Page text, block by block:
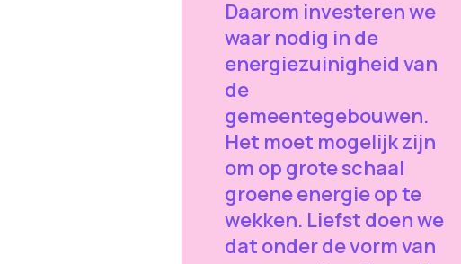
Daarom investeren we
waar nodig in de
energiezuinigheid van
de
gemeentegebouwen.
Het moet mogelijk zijn
om op grote schaal
groene energie op te
wekken. Liefst doen we
dat onder de vorm van